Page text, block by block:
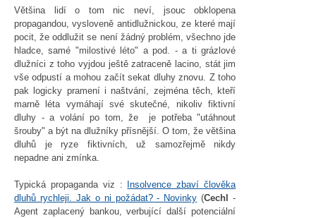
Většina lidí o tom nic neví, jsouc obklopena
propagandou, vysloveně antidlužnickou, ze které mají
pocit, že oddlužit se není žádný problém, všechno jde
hladce, samé "milostivé léto" a pod. - a ti grázlové
dlužníci z toho vyjdou ještě zatraceně lacino, stát jim
vše odpustí a mohou začít sekat dluhy znovu. Z toho
pak logicky pramení i naštvání, zejména těch, kteří
marně léta vymáhají své skutečné, nikoliv fiktivní
dluhy - a volání po tom, že je potřeba "utáhnout
šrouby" a být na dlužníky přísnější. O tom, že většina
dluhů je ryze fiktivních, už samozřejmě nikdy
nepadne ani zmínka.
Typická propaganda viz :
Insolvence zbaví člověka
dluhů rychleji. Jak o ni požádat? - Novinky (Cechl
-
Agent zaplacený bankou, verbující další potenciální